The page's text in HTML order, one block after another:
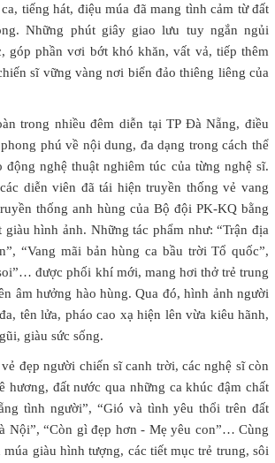
tiếng hát, điệu múa đã mang tình cảm từ đất
Những phút giây giao lưu tuy ngắn ngủi
góp phần vơi bớt khó khăn, vất vả, tiếp thêm
sĩ vững vàng nơi biển đảo thiêng liêng của
trong nhiều đêm diễn tại TP Đà Nẵng, điều
phú về nội dung, đa dạng trong cách thể
nghệ thuật nghiêm túc của từng nghệ sĩ.
diễn viên đã tái hiện truyền thống vẻ vang
thống anh hùng của Bộ đội PK-KQ bằng
giàu hình ảnh. Những tác phẩm như: “Trận địa
“Vang mãi bản hùng ca bầu trời Tổ quốc”,
được phối khí mới, mang hơi thở trẻ trung
âm hưởng hào hùng. Qua đó, hình ảnh người
tên lửa, pháo cao xạ hiện lên vừa kiêu hãnh,
giàu sức sống.
đẹp người chiến sĩ canh trời, các nghệ sĩ còn
hương, đất nước qua những ca khúc đậm chất
tình người”, “Gió và tình yêu thổi trên đất
Nội”, “Còn gì đẹp hơn - Mẹ yêu con”… Cùng
giàu hình tượng, các tiết mục trẻ trung, sôi